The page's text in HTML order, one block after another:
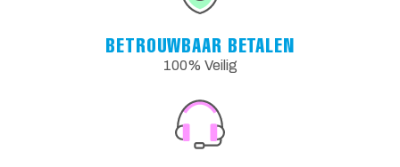
BETROUWBAAR BETALEN
100% Veilig